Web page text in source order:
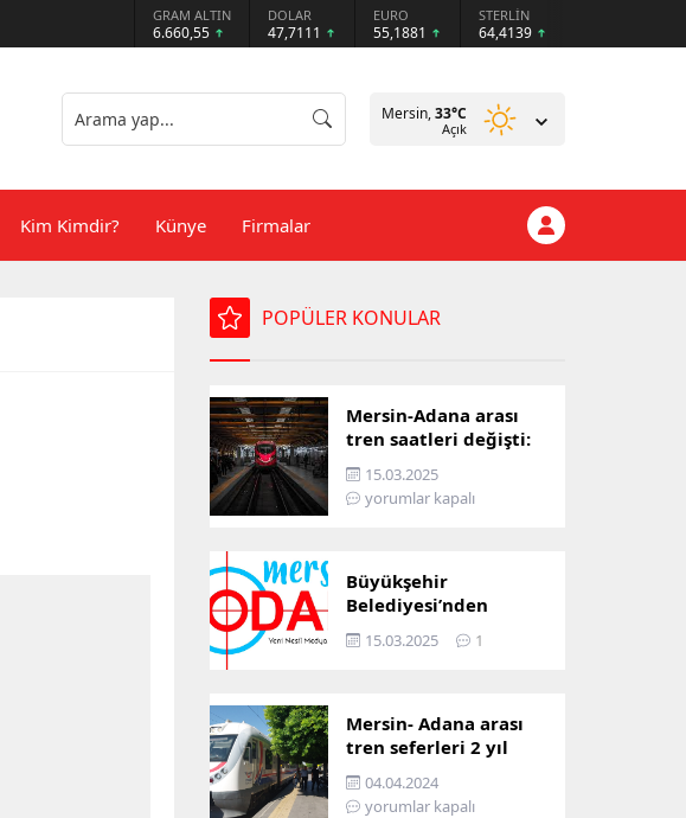
GRAM ALTIN
6.660,55
DOLAR
47,7111
EURO
55,1881
STERLİN
64,4139
Mersin,33°C
Açık
Kim Kimdir? Künye Firmalar
POPÜLER KONULAR
Mersin-Adana arası
tren saatleri değişti:
İşte yeni ulaşım listesi
15.03.2025
yorumlar kapalı
Büyükşehir
Belediyesi’nden
Mersin ve Adana arası
ulaşım başladı
15.03.2025 1
Mersin- Adana arası
tren seferleri 2 yıl
boyunca
çalışmayacak
04.04.2024
yorumlar kapalı